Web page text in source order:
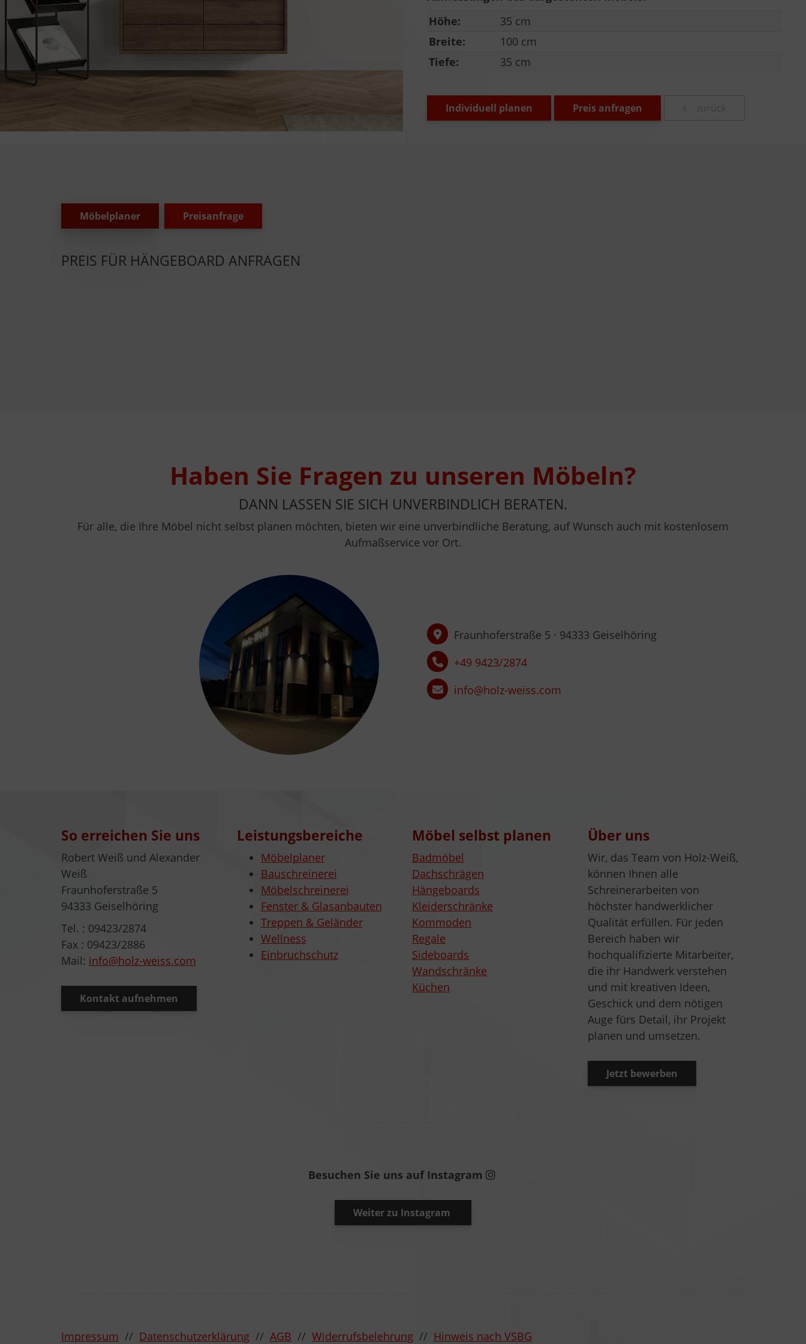
Höhe:
35 cm
Breite:
100 cm
Tiefe:
35 cm
Individuell planen Preis anfragen
Möbelplaner Preisanfrage
PREIS FÜR HÄNGEBOARD ANFRAGEN
Haben Sie Fragen zu unseren Möbeln?
DANN LASSEN SIE SICH UNVERBINDLICH BERATEN.
Für alle, die Ihre Möbel nicht selbst planen möchten, bieten wir eine unverbindliche Beratung, auf Wunsch auch mit kostenlosem
Aufmaßservice vor Ort.
Fraunhoferstraße 5 · 94333 Geiselhöring
+49 9423/2874
info@holz-weiss.com
So erreichen Sie uns
Robert Weiß und Alexander
Weiß
Fraunhoferstraße 5
94333 Geiselhöring
Tel. : 09423/2874
Fax : 09423/2886
Mail: info@holz-weiss.com
Kontakt aufnehmen
Leistungsbereiche
Möbelplaner
Bauschreinerei
Möbelschreinerei
Fenster & Glasanbauten
Treppen & Geländer
Wellness
Einbruchschutz
Möbel selbst planen
Badmöbel
Dachschrägen
Hängeboards
Kleiderschränke
Kommoden
Regale
Sideboards
Wandschränke
Küchen
Über uns
Wir, das Team von Holz-Weiß,
können Ihnen alle
Schreinerarbeiten von
höchster handwerklicher
Qualität erfüllen. Für jeden
Bereich haben wir
hochqualifizierte Mitarbeiter,
die ihr Handwerk verstehen
und mit kreativen Ideen,
Geschick und dem nötigen
Auge fürs Detail, ihr Projekt
planen und umsetzen.
Jetzt bewerben
Besuchen Sie uns auf Instagram
Weiter zu Instagram
Impressum // Datenschutzerklärung // AGB // Widerrufsbelehrung // Hinweis nach VSBG